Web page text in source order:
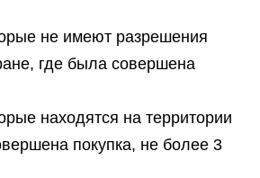
не имеют разрешения
где была совершена
находятся на территории
покупка, не более 3